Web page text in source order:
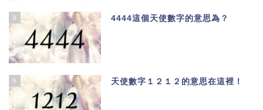
8 4444這個天使數字的意思為？
9 天使數字１２１２的意思在這裡！